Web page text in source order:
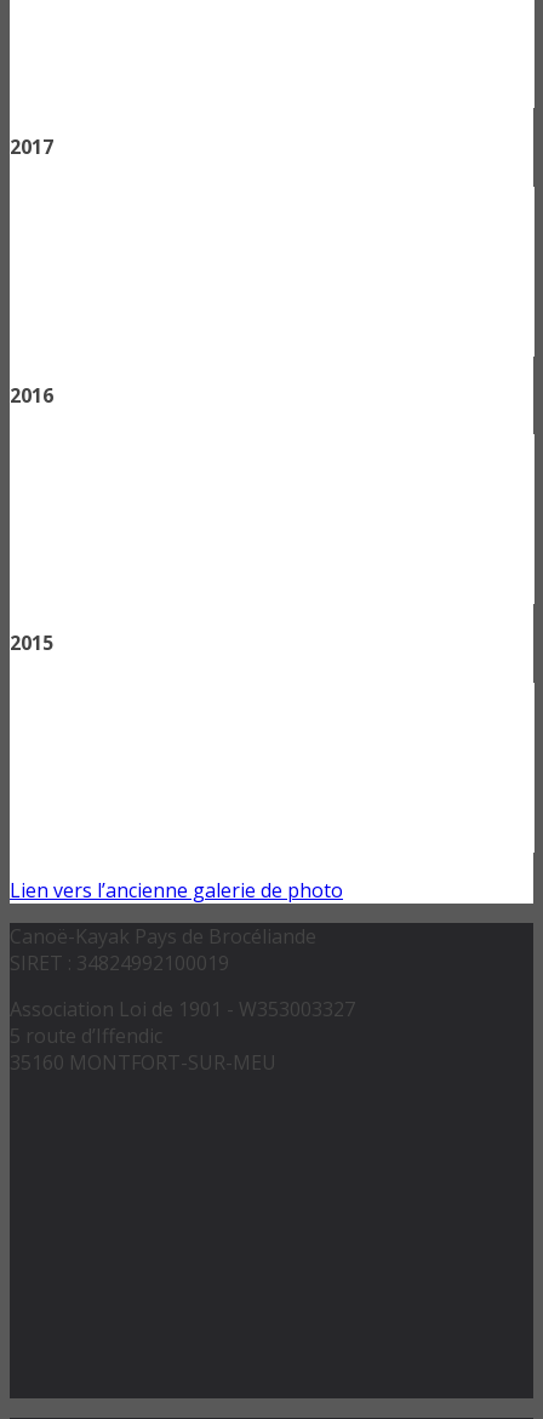
2017
2016
2015
Lien vers l’ancienne galerie de photo
Canoë-Kayak Pays de Brocéliande
SIRET : 34824992100019
Association Loi de 1901 - W353003327
5 route d’Iffendic
35160 MONTFORT-SUR-MEU